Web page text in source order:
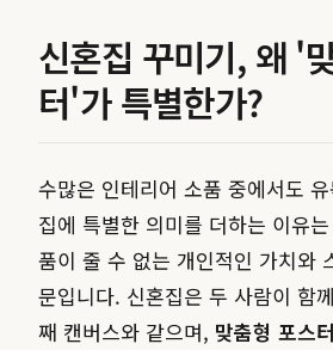
신혼집 꾸미기, 왜 '
터'가 특별한가?
수많은 인테리어 소품 중에서도
집에 특별한 의미를 더하는 이유
품이 줄 수 없는 개인적인 가치와
문입니다. 신혼집은 두 사람이 함
째 캔버스와 같으며, 맞춤형 포스터